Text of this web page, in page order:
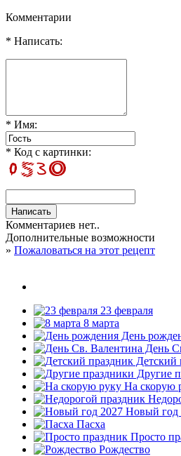
Комментарии
* Написать:
* Имя:
* Код с картинки:
Комментариев нет..
Дополнительные возможности
» Пожаловаться на этот рецепт
23 февраля
8 марта
День
День
Детский
Другие
На скорую
Новый год
Пасха
Просто
Рождество